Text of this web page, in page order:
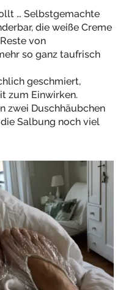
… Selbstgemachte
die weiße Creme
von
so ganz taufrisch
geschmiert,
zum Einwirken.
zwei Duschhäubchen
Salbung noch viel